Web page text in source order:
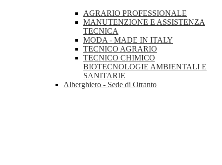
AGRARIO PROFESSIONALE
MANUTENZIONE E ASSISTENZA
TECNICA
MODA - MADE IN ITALY
TECNICO AGRARIO
TECNICO CHIMICO
BIOTECNOLOGIE AMBIENTALI E
SANITARIE
Alberghiero - Sede di Otranto